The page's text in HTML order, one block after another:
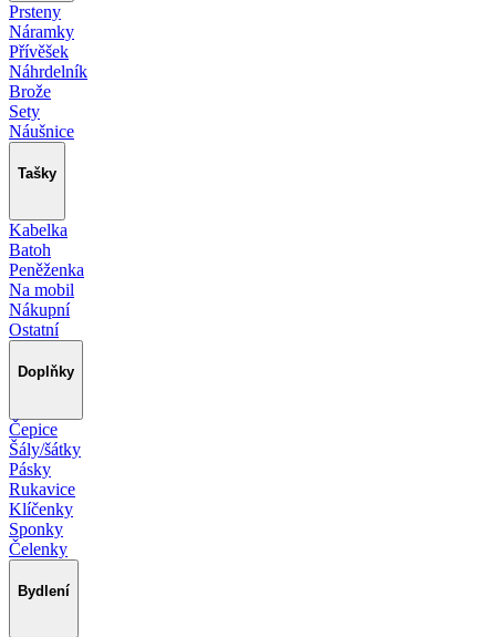
Prsteny
Náramky
Přívěšek
Náhrdelník
Brože
Sety
Náušnice
Tašky
Kabelka
Batoh
Peněženka
Na mobil
Nákupní
Ostatní
Doplňky
Čepice
Šály/šátky
Pásky
Rukavice
Klíčenky
Sponky
Čelenky
Bydlení